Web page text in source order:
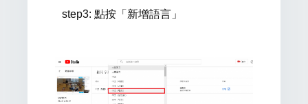
step3: 點按「新增語言」